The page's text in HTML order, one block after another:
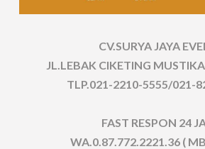
CV.SURYA JAYA
JL.LEBAK CIKETING
TLP.021-2210-5555/021-
FAST RESPON 24
WA.0.87.772.2221.36 (